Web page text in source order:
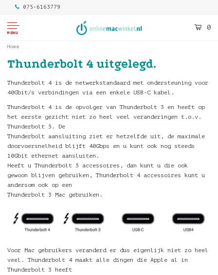
075-6163779
MENU
0
Home
Thunderbolt 4 uitgelegd.
Thunderbolt 4is de netwerkstandaard met ondersteuning voor
40Gbit/s verbindingen via een enkele USB-C kabel.
Thunderbolt 4 is de opvolger van Thunderbolt 3 en heeft op
het eerste gezicht niet zo heel veel veranderingen t.o.v.
Thunderbolt 3. De
Thunderbolt aansluiting ziet er hetzelfde uit, de maximale
doorvoersnelheid blijft 40Gbps en u kunt ook nog steeds
10Gbit ethernet aansluiten.
Heeft u Thunderbolt 3 accessoires, dan kunt u die ook
gewoon blijven gebruiken, Thunderbolt 4 accessoires kunt u
andersom ook op een
Thunderbolt 3 Mac gebruiken.
Voor Mac gebruikers veranderd er dus eigenlijk niet zo heel
veel. Thunderbolt 4 maakt alle dingen die Apple al in
Thunderbolt 3 heeft